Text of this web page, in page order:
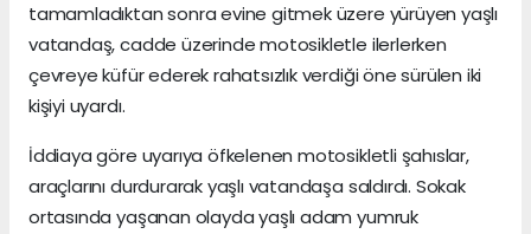
tamamladıktan sonra evine gitmek üzere yürüyen yaşlı
vatandaş, cadde üzerinde motosikletle ilerlerken
çevreye küfür ederek rahatsızlık verdiği öne sürülen iki
kişiyi uyardı.
İddiaya göre uyarıya öfkelenen motosikletli şahıslar,
araçlarını durdurarak yaşlı vatandaşa saldırdı. Sokak
ortasında yaşanan olayda yaşlı adam yumruk